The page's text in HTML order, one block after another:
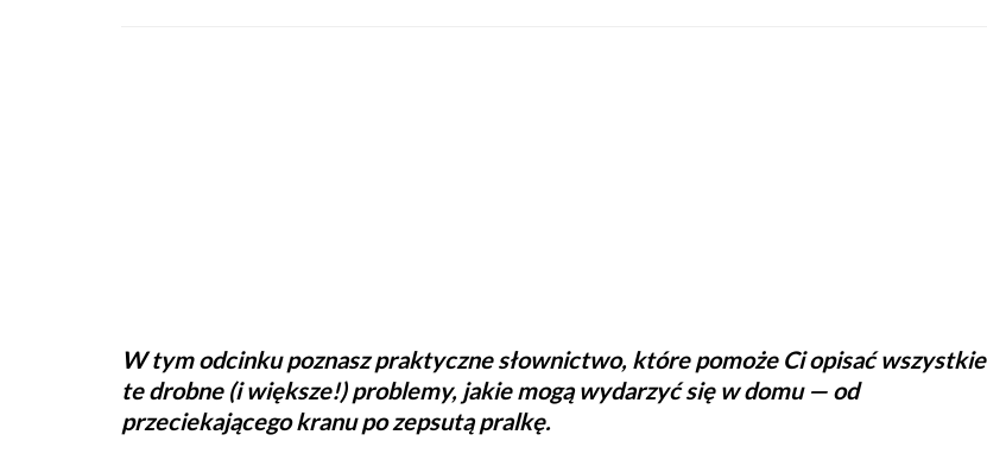
W tym odcinku poznasz praktyczne słownictwo, które pomoże Ci opisać wszystkie
te drobne (i większe!) problemy, jakie mogą wydarzyć się w domu — od
przeciekającego kranu po zepsutą pralkę.